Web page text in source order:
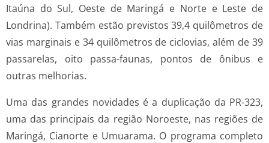
Itaúna do Sul, Oeste de Maringá e Norte e Leste de
Londrina). Também estão previstos 39,4 quilômetros de
vias marginais e 34 quilômetros de ciclovias, além de 39
passarelas, oito passa-faunas, pontos de ônibus e
outras melhorias.
Uma das grandes novidades é a duplicação da PR-323,
uma das principais da região Noroeste, nas regiões de
Maringá, Cianorte e Umuarama. O programa completo